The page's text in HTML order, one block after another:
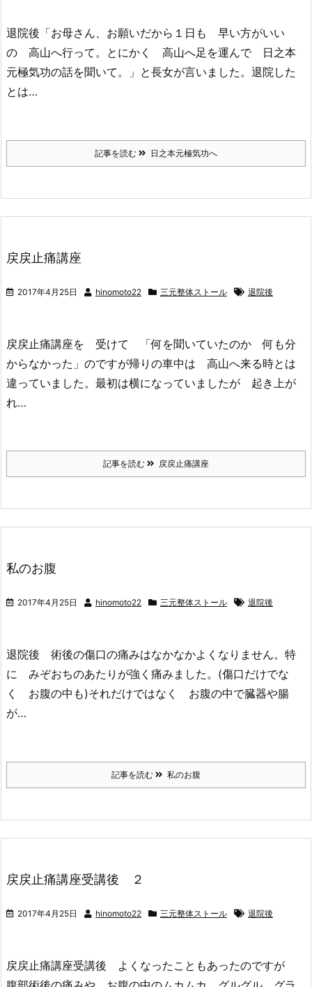
退院後「お母さん、お願いだから１日も 早い方がいい
の 高山へ行って。とにかく 高山へ足を運んで 日之本
元極気功の話を聞いて。」と長女が言いました。退院した
とは…
記事を読む 日之本元極気功へ
戻戻止痛講座
2017年4月25日 hinomoto22 三元整体ストール 退院後
戻戻止痛講座を 受けて 「何を聞いていたのか 何も分
からなかった」のですが帰りの車中は 高山へ来る時とは
違っていました。最初は横になっていましたが 起き上が
れ…
記事を読む 戻戻止痛講座
私のお腹
2017年4月25日 hinomoto22 三元整体ストール 退院後
退院後 術後の傷口の痛みはなかなかよくなりません。特
に みぞおちのあたりが強く痛みました。(傷口だけでな
く お腹の中も)それだけではなく お腹の中で臓器や腸
が…
記事を読む 私のお腹
戻戻止痛講座受講後 ２
2017年4月25日 hinomoto22 三元整体ストール 退院後
戻戻止痛講座受講後 よくなったこともあったのですが